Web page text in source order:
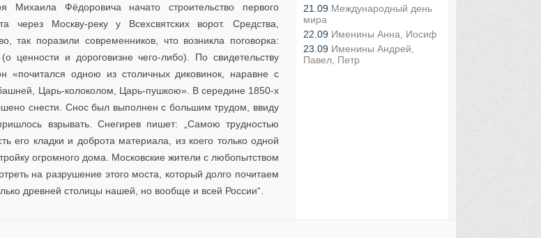
Фёдоровича начато строительство первого
через Москву-реку у Всехсвятских ворот. Средства,
так поразили современников, что возникла поговорка:
ценности и дороговизне чего-либо). По свидетельству
«почитался одною из столичных диковинок, наравне с
Царь-колоколом, Царь-пушкою». В середине 1850-х
снести. Снос был выполнен с большим трудом, ввиду
взрывать. Снегирев пишет: „Самою трудностью
его кладки и доброта материала, из коего только одной
огромного дома. Московские жители с любопытством
на разрушение этого моста, который долго почитаем
древней столицы нашей, но вообще и всей России“.
21.09 Международный день
мира
22.09 Именины Анна, Иосиф
23.09 Именины Андрей,
Павел, Петр